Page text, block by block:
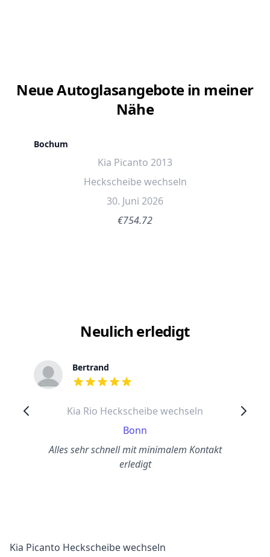
Neue Autoglasangebote in meiner
Nähe
Bochum
Kia Picanto 2013
Heckscheibe wechseln
30. Juni 2026
€754.72
Neulich erledigt
Bertrand
out of 5 stars
Kia Rio Heckscheibe wechseln
Bonn
Alles sehr schnell mit minimalem Kontakt
erledigt
Kia Picanto Heckscheibe wechseln